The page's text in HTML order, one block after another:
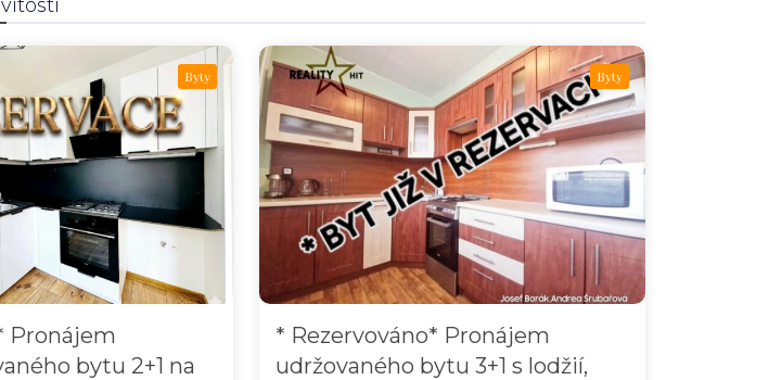
Byty
Pronájem
bytu 2+1 na
Byty
* Rezervováno* Pronájem
udržovaného bytu 3+1 s lodžií,